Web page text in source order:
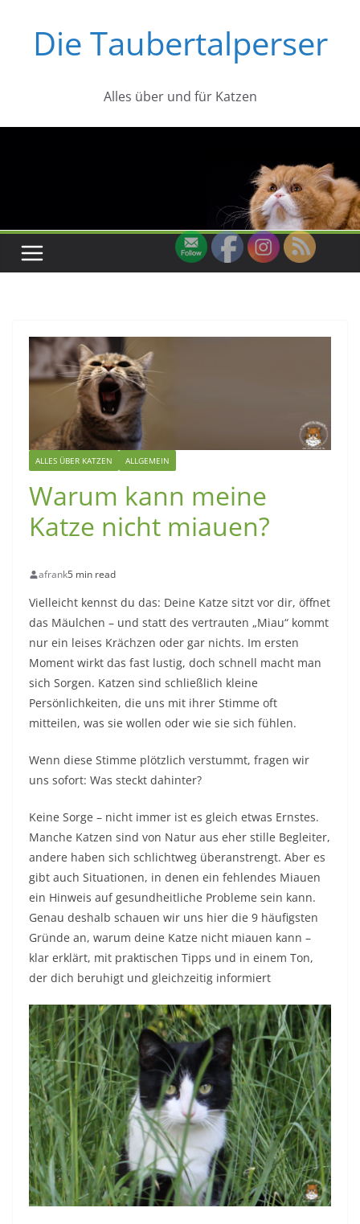
springenDie Taubertalperser
Alles über und für Katzen
ALLES ÜBER KATZEN ALLGEMEIN
Warum kann meine
Katze nicht miauen?
afrank5 min read
Vielleicht kennst du das: Deine Katze sitzt vor dir, öffnet
das Mäulchen – und statt des vertrauten „Miau“ kommt
nur ein leises Krächzen oder gar nichts. Im ersten
Moment wirkt das fast lustig, doch schnell macht man
sich Sorgen. Katzen sind schließlich kleine
Persönlichkeiten, die uns mit ihrer Stimme oft
mitteilen, was sie wollen oder wie sie sich fühlen.
Wenn diese Stimme plötzlich verstummt, fragen wir
uns sofort: Was steckt dahinter?
Keine Sorge – nicht immer ist es gleich etwas Ernstes.
Manche Katzen sind von Natur aus eher stille Begleiter,
andere haben sich schlichtweg überanstrengt. Aber es
gibt auch Situationen, in denen ein fehlendes Miauen
ein Hinweis auf gesundheitliche Probleme sein kann.
Genau deshalb schauen wir uns hier die 9 häufigsten
Gründe an, warum deine Katze nicht miauen kann –
klar erklärt, mit praktischen Tipps und in einem Ton,
der dich beruhigt und gleichzeitig informiert